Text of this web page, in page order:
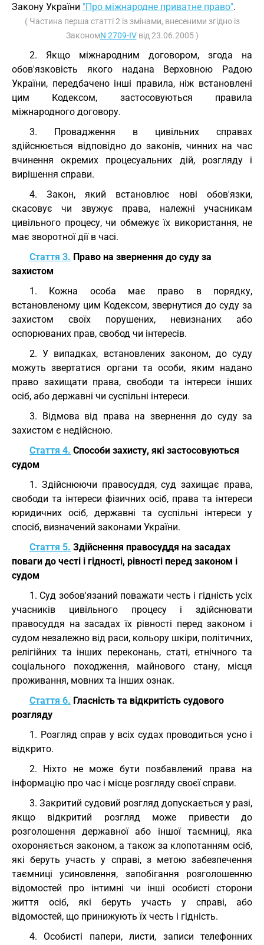
Закону України "Про міжнародне приватне право".
( Частина перша статті 2 із змінами, внесеними згідно із
ЗакономN 2709-IVвід 23.06.2005 )
2. Якщо міжнародним договором, згода на
обов'язковість якого надана Верховною Радою
України, передбачено інші правила, ніж встановлені
цим Кодексом, застосовуються правила
міжнародного договору.
3. Провадження в цивільних справах
здійснюється відповідно до законів, чинних на час
вчинення окремих процесуальних дій, розгляду і
вирішення справи.
4. Закон, який встановлює нові обов'язки,
скасовує чи звужує права, належні учасникам
цивільного процесу, чи обмежує їх використання, не
має зворотної дії в часі.
Стаття 3. Право на звернення до суду за
захистом
1. Кожна особа має право в порядку,
встановленому цим Кодексом, звернутися до суду за
захистом своїх порушених, невизнаних або
оспорюваних прав, свобод чи інтересів.
2. У випадках, встановлених законом, до суду
можуть звертатися органи та особи, яким надано
право захищати права, свободи та інтереси інших
осіб, або державні чи суспільні інтереси.
3. Відмова від права на звернення до суду за
захистом є недійсною.
Стаття 4. Способи захисту, які застосовуються
судом
1. Здійснюючи правосуддя, суд захищає права,
свободи та інтереси фізичних осіб, права та інтереси
юридичних осіб, державні та суспільні інтереси у
спосіб, визначений законами України.
Стаття 5. Здійснення правосуддя на засадах
поваги до честі і гідності, рівності перед законом і
судом
1. Суд зобов'язаний поважати честь і гідність усіх
учасників цивільного процесу і здійснювати
правосуддя на засадах їх рівності перед законом і
судом незалежно від раси, кольору шкіри, політичних,
релігійних та інших переконань, статі, етнічного та
соціального походження, майнового стану, місця
проживання, мовних та інших ознак.
Стаття 6. Гласність та відкритість судового
розгляду
1. Розгляд справ у всіх судах проводиться усно і
відкрито.
2. Ніхто не може бути позбавлений права на
інформацію про час і місце розгляду своєї справи.
3. Закритий судовий розгляд допускається у разі,
якщо відкритий розгляд може привести до
розголошення державної або іншої таємниці, яка
охороняється законом, а також за клопотанням осіб,
які беруть участь у справі, з метою забезпечення
таємниці усиновлення, запобігання розголошенню
відомостей про інтимні чи інші особисті сторони
життя осіб, які беруть участь у справі, або
відомостей, що принижують їх честь і гідність.
4. Особисті папери, листи, записи телефонних